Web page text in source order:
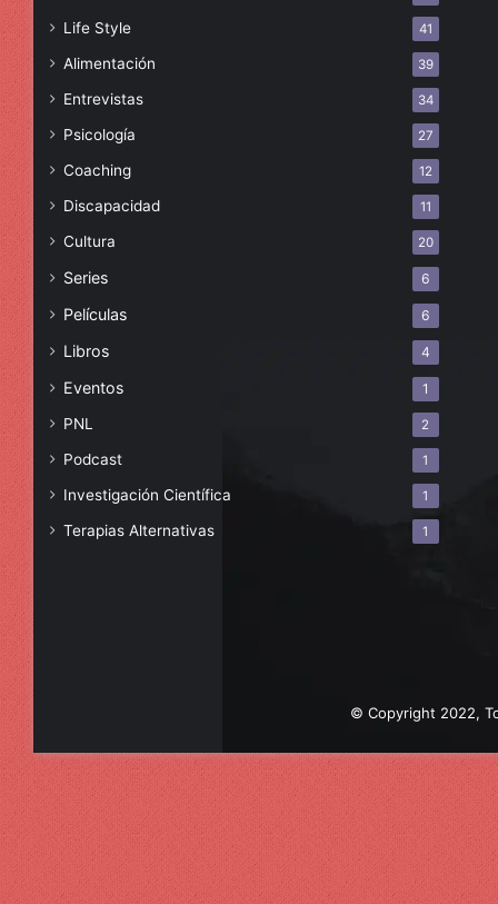
Life Style 41
Alimentación 39
Entrevistas 34
Psicología 27
Coaching 12
Discapacidad 11
Cultura 20
Series 6
Películas 6
Libros 4
Eventos 1
PNL 2
Podcast 1
Investigación Científica 1
Terapias Alternativas 1
© Copyright 2022,